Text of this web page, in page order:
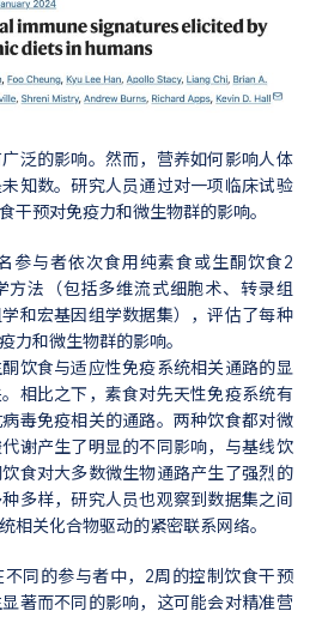
泛的影响。然而，营养如何影响人体
知数。研究人员通过对一项临床试验
干预对免疫力和微生物群的影响。
参与者依次食用纯素食或生酮饮食2
方法（包括多维流式细胞术、转录组
和宏基因组学数据集），评估了每种
力和微生物群的影响。
饮食与适应性免疫系统相关通路的显
相比之下，素食对先天性免疫系统有
毒免疫相关的通路。两种饮食都对微
谢产生了明显的不同影响，与基线饮
食对大多数微生物通路产生了强烈的
多样，研究人员也观察到数据集之间
相关化合物驱动的紧密联系网络。
同的参与者中，2周的控制饮食干预
著而不同的影响，这可能会对精准营